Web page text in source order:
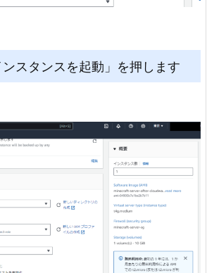
スタンスを起動」を押します